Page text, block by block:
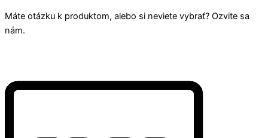
Máte otázku k produktom, alebo si neviete vybrať? Ozvite sa
nám.